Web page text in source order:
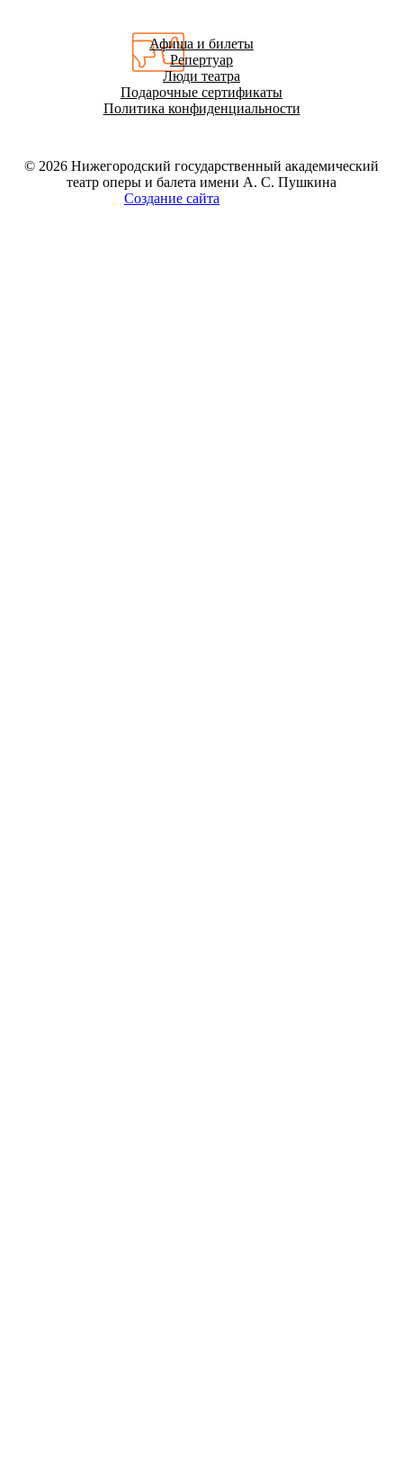
Афиша и билеты
Репертуар
Люди театра
Подарочные сертификаты
Политика конфиденциальности
© 2026 Нижегородский государственный академический
театр оперы и балета имени А. С. Пушкина
Создание сайта